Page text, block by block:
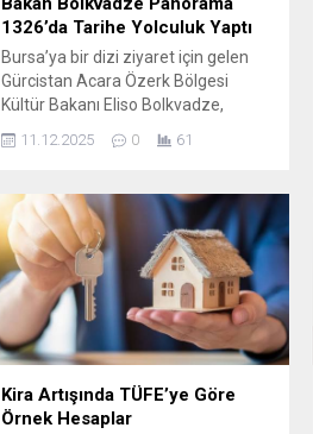
1326’da Tarihe Yolculuk Yaptı
Bursa’ya bir dizi ziyaret için gelen
Gürcistan Acara Özerk Bölgesi
Kültür Bakanı Eliso Bolkvadze,
atmosferle yaşatan Panorama
şehrin köklü tarihine tanıklık etti.
Marmara Gürcü Dernekleri
Federasyonu (MARGÜFED) ev
sahipliğinde çeşitli görüşmelerde
bulunmak üzere Bursa’ya gelen
Gürcistan Acara Özerk Bölgesi
Kültür...
11.12.2025 0 61
Kira Artışında TÜFE’ye Göre
Örnek Hesaplar